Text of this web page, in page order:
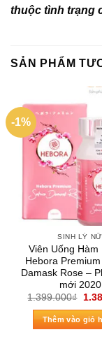
thuộc tình trạng
SẢN PHẨM
-1%
SINH LÝ NỮ
Viên Uống Hàm
Hebora
Damask Rose –
mới 2020
1.399.000₫
Giá
là:
Thêm vào giỏ